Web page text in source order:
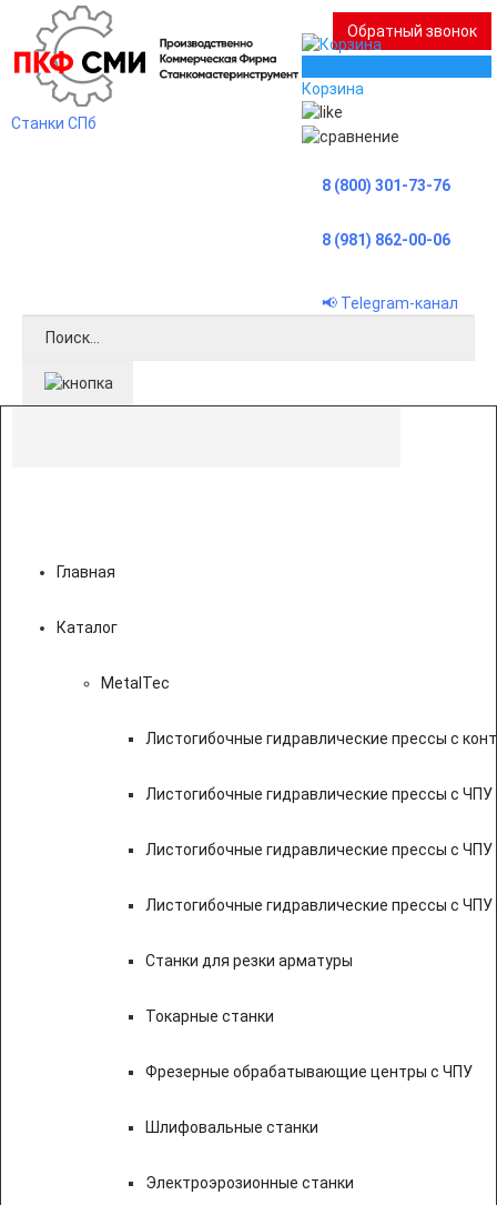
Станки СПб
Обратный звонок
Корзина
8 (800) 301-73-76
8 (981) 862-00-06
📢 Telegram-канал
Главная
Каталог
MetalTec
Листогибочные гидравлические прессы с
Листогибочные гидравлические прессы с
Листогибочные гидравлические прессы с ЧПУ
Листогибочные гидравлические прессы с
Станки для резки арматуры
Токарные станки
Фрезерные обрабатывающие центры с ЧПУ
Шлифовальные станки
Электроэрозионные станки